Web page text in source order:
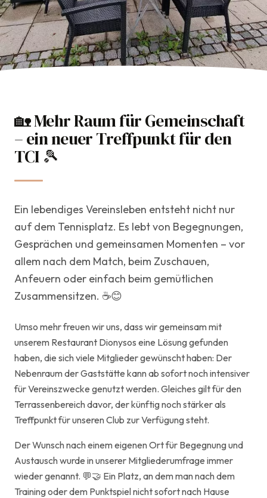
TCI Team
10. Juni 2026
Club
🏡 Mehr Raum für Gemeinschaft
– ein neuer Treffpunkt für den
TCI 🎾
Ein lebendiges Vereinsleben entsteht nicht nur
auf dem Tennisplatz. Es lebt von Begegnungen,
Gesprächen und gemeinsamen Momenten – vor
allem nach dem Match, beim Zuschauen,
Anfeuern oder einfach beim gemütlichen
Zusammensitzen. ☕😊
Umso mehr freuen wir uns, dass wir gemeinsam mit
unserem Restaurant Dionysos eine Lösung gefunden
haben, die sich viele Mitglieder gewünscht haben: Der
Nebenraum der Gaststätte kann ab sofort noch intensiver
für Vereinszwecke genutzt werden. Gleiches gilt für den
Terrassenbereich davor, der künftig noch stärker als
Treffpunkt für unseren Club zur Verfügung steht.
Der Wunsch nach einem eigenen Ort für Begegnung und
Austausch wurde in unserer Mitgliederumfrage immer
wieder genannt. 💬🤝 Ein Platz, an dem man nach dem
Training oder dem Punktspiel nicht sofort nach Hause